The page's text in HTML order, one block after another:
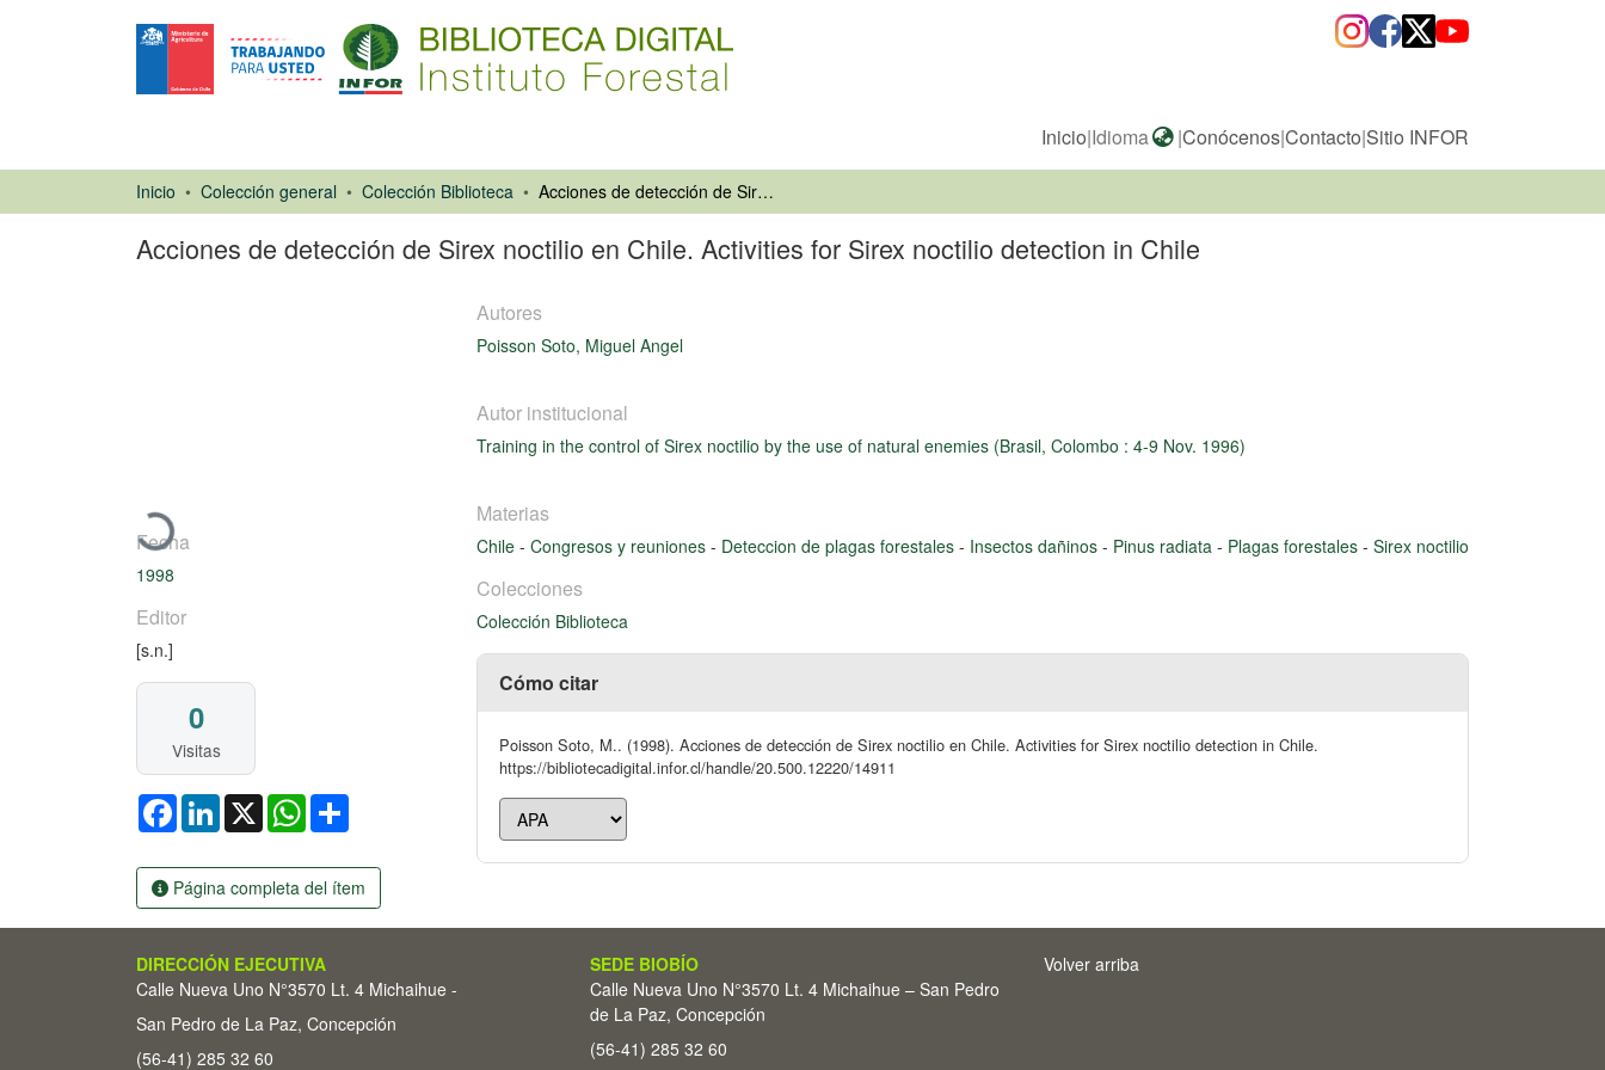
Inicio|Idioma |Conócenos|Contacto|Sitio INFOR
Inicio Colección general Colección Biblioteca Acciones de detección de Sirex noctilio en Chile. Activities for Sirex noctilio detection in Chile
Acciones de detección de Sirex noctilio en Chile. Activities for Sirex noctilio detection in Chile
Cargando...
Fecha
1998
Editor
[s.n.]
0
Visitas
FacebookLinkedIn
X WhatsApp
Página completa del ítem
Autores
Poisson Soto, Miguel Angel
Autor institucional
Training in the control of Sirex noctilio by the use of natural enemies (Brasil, Colombo : 4-9 Nov. 1996)
Materias
Chile - Congresos y reuniones - Deteccion de plagas forestales - Insectos dañinos - Pinus radiata - Plagas forestales - Sirex noctilio
Colecciones
Colección Biblioteca
Cómo citar
Poisson Soto, M.. (1998). Acciones de detección de Sirex noctilio en Chile. Activities for Sirex noctilio detection in Chile.
https://bibliotecadigital.infor.cl/handle/20.500.12220/14911
DIRECCIÓN EJECUTIVA
Calle Nueva Uno N°3570 Lt. 4 Michaihue -
San Pedro de La Paz, Concepción
(56-41) 285 32 60
SEDE BIOBÍO
Calle Nueva Uno N°3570 Lt. 4 Michaihue – San Pedro
de La Paz, Concepción
(56-41) 285 32 60
Volver arriba